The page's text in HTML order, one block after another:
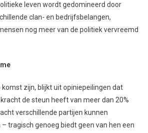
leven wordt gedomineerd door
clan- en bedrijfsbelangen,
nog meer van de politiek vervreemd
komst zijn, blijkt uit opiniepeilingen dat
de steun heeft van meer dan 20%
verschillende partijen kunnen
tragisch genoeg biedt geen van hen een